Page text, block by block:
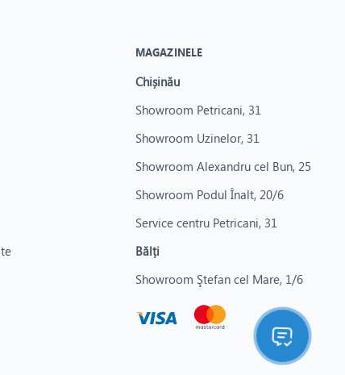
MAGAZINELE
Chișinău
Showroom Petricani, 31
Showroom Uzinelor, 31
Showroom Alexandru cel Bun, 25
Showroom Podul Înalt, 20/6
Service centru Petricani, 31
Bălți
Showroom Ştefan cel Mare, 1/6